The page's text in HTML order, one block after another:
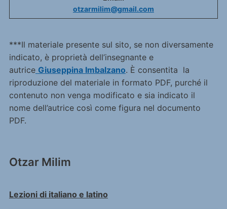
Otzar Milim
Lezioni di italiano e latino
otzarmilim@gmail.com
***Il materiale presente sul sito, se non diversamente
indicato, è proprietà dell’insegnante e
autrice Giuseppina Imbalzano. È consentita la
riproduzione del materiale in formato PDF, purché il
contenuto non venga modificato e sia indicato il
nome dell’autrice così come figura nel documento
PDF.